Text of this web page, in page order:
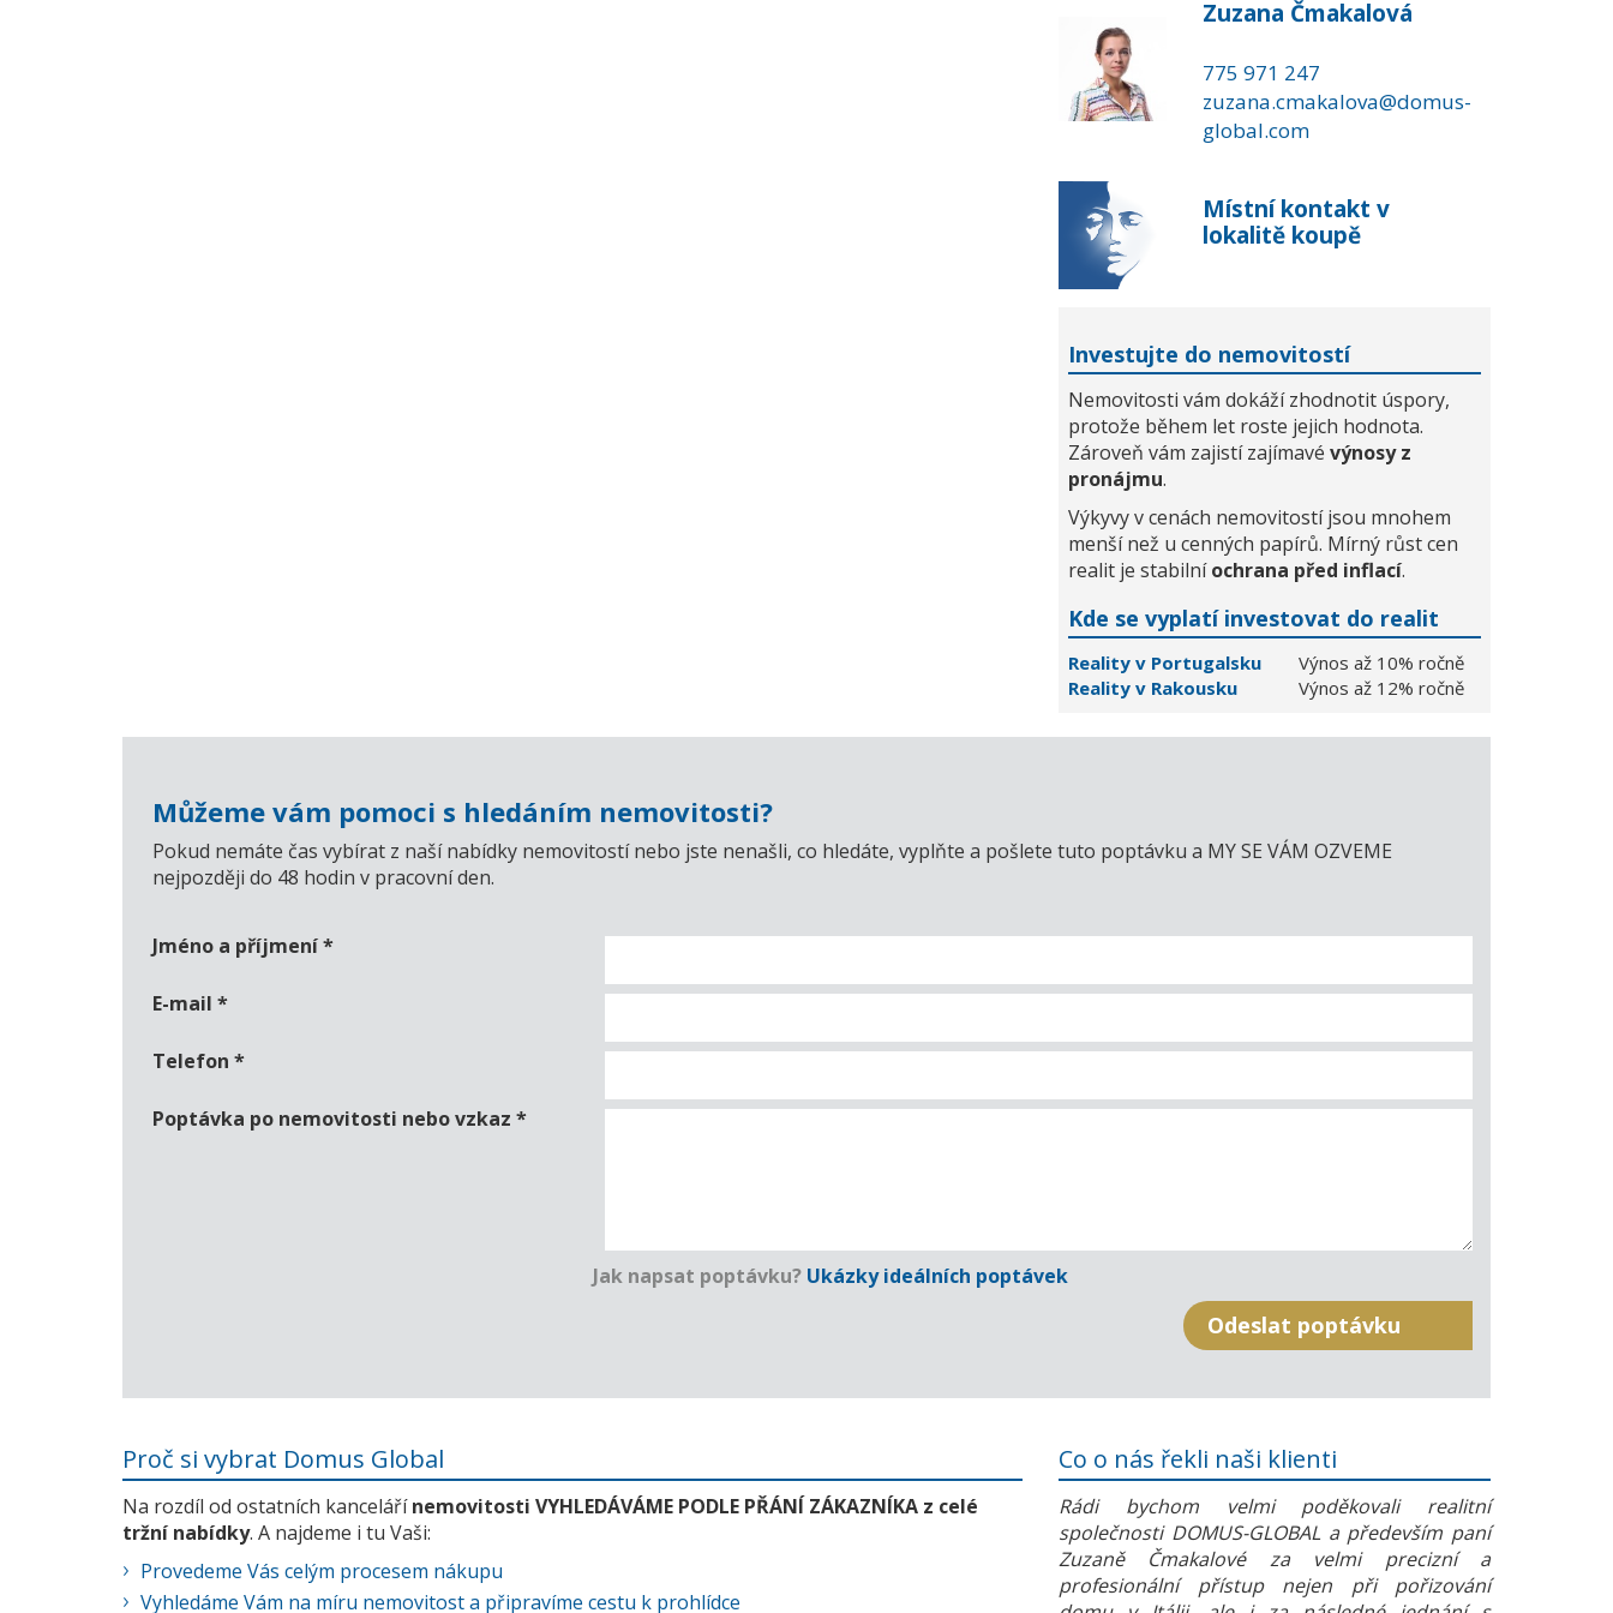
Zuzana Čmakalová
775 971 247
zuzana.cmakalova@domus-
global.com
Místní kontakt v
lokalitě koupě
Investujte do nemovitostí
Nemovitosti vám dokáží zhodnotit úspory,
protože během let roste jejich hodnota.
Zároveň vám zajistí zajímavé výnosy z
pronájmu.
Výkyvy v cenách nemovitostí jsou mnohem
menší než u cenných papírů. Mírný růst cen
realit je stabilníochrana před inflací.
Kde se vyplatí investovat do realit
Reality v Portugalsku
Výnos až 10% ročně
Reality v Rakousku
Výnos až 12% ročně
Můžeme vám pomoci s hledáním nemovitosti?
Pokud nemáte čas vybírat z naší nabídky nemovitostí nebo jste nenašli, co hledáte, vyplňte a pošlete tuto poptávku a MY SE VÁM OZVEME
nejpozději do 48 hodin v pracovní den.
Jméno a příjmení*
E-mail *
Telefon *
Poptávka po nemovitosti nebo vzkaz *
Jak napsat poptávku? Ukázky ideálních poptávek
Proč si vybrat Domus Global
Na rozdíl od ostatních kancelářínemovitosti VYHLEDÁVÁME PODLE PŘÁNÍ ZÁKAZNÍKA z celé
tržní nabídky. A najdeme i tu Vaši:
Provedeme Vás celým procesem nákupu
Vyhledáme Vám na míru nemovitost a připravíme cestu k prohlídce
Co o nás řekli naši klienti
Rádi bychom velmi poděkovali realitní
společnosti DOMUS-GLOBAL a především paní
Zuzaně Čmakalové za velmi precizní a
profesionální přístup nejen při pořizování